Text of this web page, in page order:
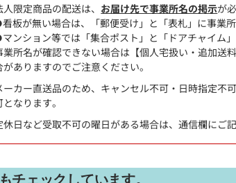
人限定商品の配送は、 お届け先で事業所名の掲示が
板が無い場合は、「郵便受け」と「表札」に事業所
ンション等では「集合ポスト」と「ドアチャイム」
業所名が確認できない場合は【個人宅扱い・追加送
がありますのでご注意ください。
ーカー直送品のため、キャンセル不可・日時指定不
となります。
休日など受取不可の曜日がある場合は、通信欄にご記
チェックしています。